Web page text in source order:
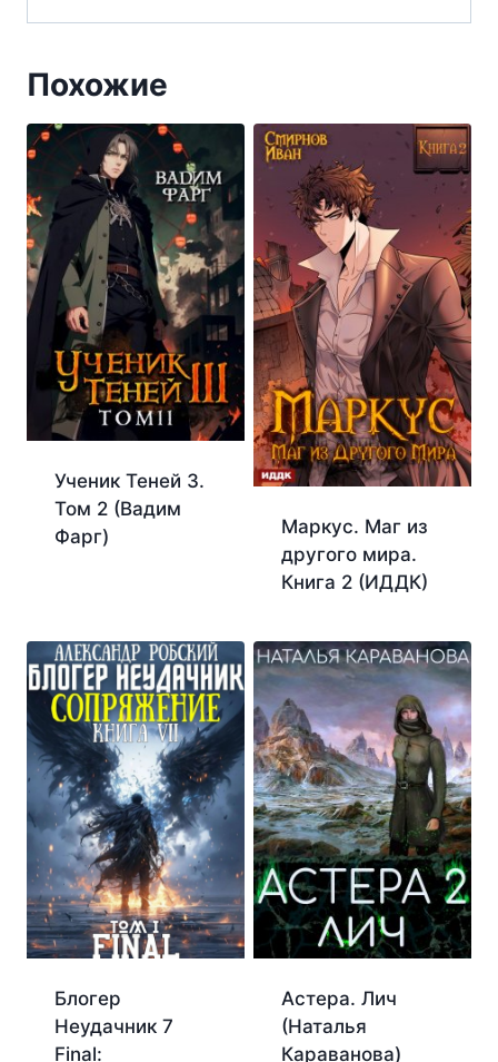
Похожие
Ученик Теней 3.
Том 2 (Вадим
Фарг)
Маркус. Маг из
другого мира.
Книга 2 (ИДДК)
Блогер
Неудачник 7
Final:
Астера. Лич
(Наталья
Караванова)